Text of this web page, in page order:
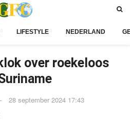
LIFESTYLE NEDERLAND
over roekeloos
28 september 2024 17:43